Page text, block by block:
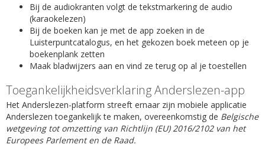
Bij de audiokranten volgt de tekstmarkering de audio
(karaokelezen)
Bij de boeken kan je met de app zoeken in de
Luisterpuntcatalogus, en het gekozen boek meteen op je
boekenplank zetten
Maak bladwijzers aan en vind ze terug op al je toestellen
Toegankelijkheidsverklaring Anderslezen-app
Het Anderslezen-platform streeft ernaar zijn mobiele applicatie
Anderslezen toegankelijk te maken, overeenkomstig de Belgische
wetgeving tot omzetting van Richtlijn (EU) 2016/2102 van het
Europees Parlement en de Raad.